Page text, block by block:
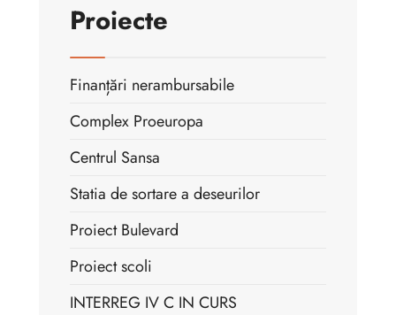
Proiecte
Finanțări nerambursabile
Complex Proeuropa
Centrul Sansa
Statia de sortare a deseurilor
Proiect Bulevard
Proiect scoli
INTERREG IV C IN CURS